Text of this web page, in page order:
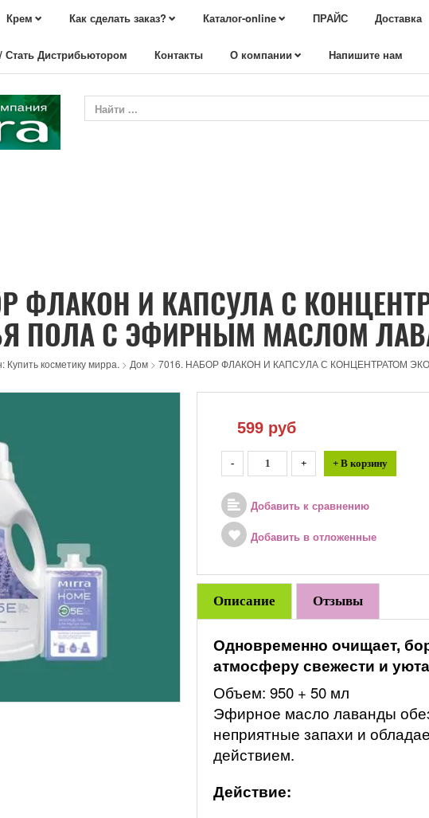
Крем Как сделать заказ? Каталог-online ПРАЙС Доставка
Дистрибьютором Контакты О компании Напишите нам
ФЛАКОН И КАПСУЛА С
ПОЛА С ЭФИРНЫМ МАСЛОМ
Купить косметику мирра. > Дом > 7016. НАБОР ФЛАКОН И КАПСУЛА С КОНЦЕНТРАТОМ
599 руб
- + + В корзину
Добавить к сравнению
Добавить в отложенные
Описание Отзывы
Одновременно очищает,
атмосферу свежести и уюта
Объем: 950 + 50 мл
Эфирное масло лаванды
неприятные запахи и
действием.
Действие: